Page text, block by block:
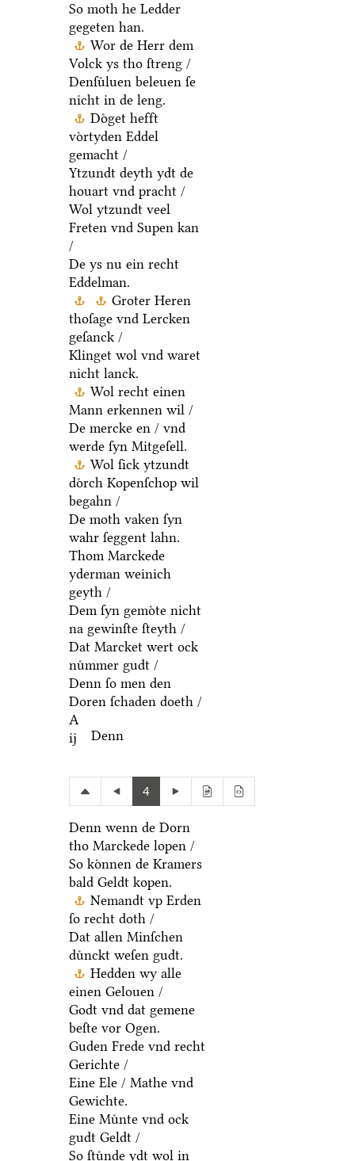
So moth he Ledder
gegeten han.
Wor de Herr dem
Volck ys tho ſtreng /
Denſuͤluen beleuen ſe
nicht in de leng.
Doͤget hefft
voͤrtyden Eddel
gemacht /
Ytzundt deyth ydt de
houart vnd pracht /
Wol ytzundt veel
Freten vnd Supen kan
/
De ys nu ein recht
Eddelman.
Groter Heren
thoſage vnd Lercken
geſanck /
Klinget wol vnd waret
nicht lanck.
Wol recht einen
Mann erkennen wil /
De mercke en / vnd
werde ſyn Mitgeſell.
Wol ſick ytzundt
doͤrch Kopenſchop wil
begahn /
De moth vaken ſyn
wahr ſeggent lahn.
Thom Marckede
yderman weinich
geyth /
Dem ſyn gemoͤte nicht
na gewinſte ſteyth /
Dat Marcket wert ock
nuͤmmer gudt /
Denn ſo men den
Doren ſchaden doeth /
A
ij
Denn
4
Denn wenn de Dorn
tho Marckede lopen /
So koͤnnen de Kramers
bald Geldt kopen.
Nemandt vp Erden
ſo recht doth /
Dat allen Minſchen
duͤnckt weſen gudt.
Hedden wy alle
einen Gelouen /
Godt vnd dat gemene
beſte vor Ogen.
Guden Frede vnd recht
Gerichte /
Eine Ele / Mathe vnd
Gewichte.
Eine Muͤnte vnd ock
gudt Geldt /
So ſtuͤnde ydt wol in